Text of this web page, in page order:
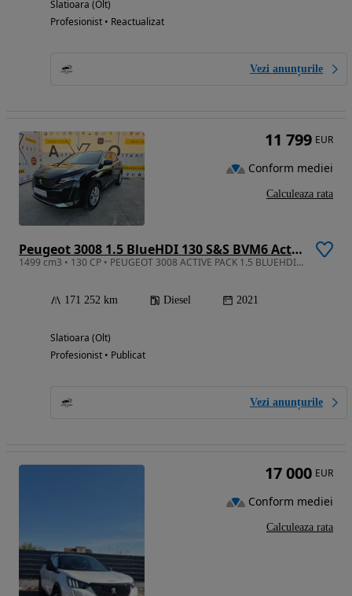
Slatioara (Olt)
Profesionist • Reactualizat
Vezi anunțurile
Peugeot 3008 1.5 BlueHDI 130 S&S BVM6 Active Pack
1499 cm3 • 130 CP • PEUGEOT 3008 ACTIVE PACK 1.5 BLUEHDI 130 CP S&S | 2021 |
171 252 km Diesel 2021
Slatioara (Olt)
Profesionist • Publicat
Vezi anunțurile
11 799 EUR
Conform mediei
Calculeaza rata
17 000 EUR
Conform mediei
Calculeaza rata